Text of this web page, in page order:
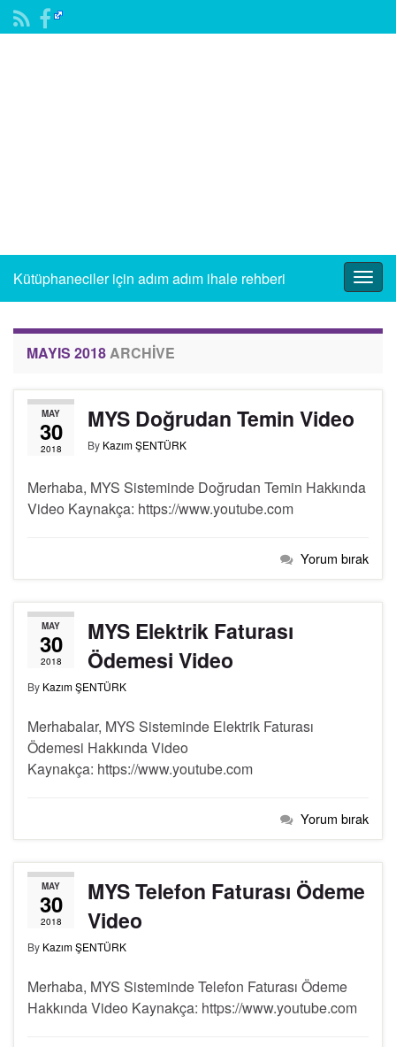
Kütüphaneciler için adım adım ihale rehberi
MAYIS 2018ARCHIVE
MAY
30
2018
MYS Doğrudan Temin Video
By Kazım ŞENTÜRK
Merhaba, MYS Sisteminde Doğrudan Temin Hakkında
Video Kaynakça: https://www.youtube.com
Yorum bırak
MAY
30
2018
MYS Elektrik Faturası
Ödemesi Video
By Kazım ŞENTÜRK
Merhabalar, MYS Sisteminde Elektrik Faturası
Ödemesi Hakkında Video
Kaynakça: https://www.youtube.com
Yorum bırak
MAY
30
2018
MYS Telefon Faturası Ödeme
Video
By Kazım ŞENTÜRK
Merhaba, MYS Sisteminde Telefon Faturası Ödeme
Hakkında Video Kaynakça: https://www.youtube.com